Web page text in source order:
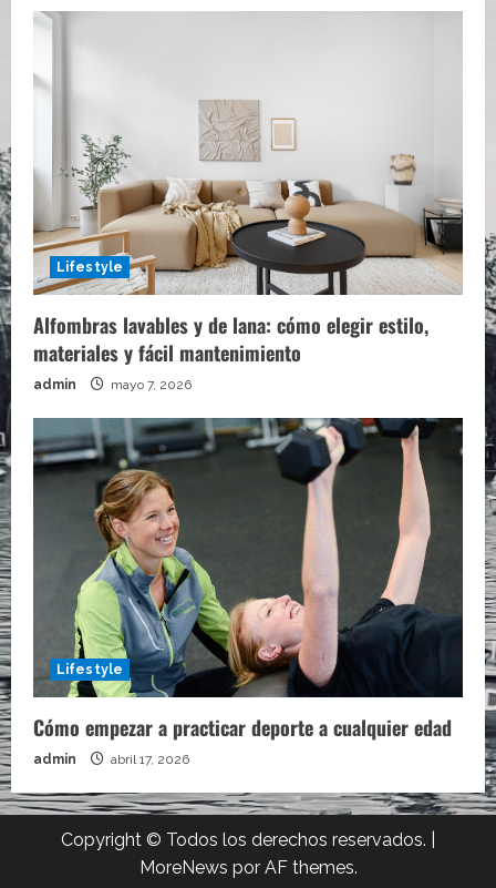
Lifestyle
Alfombras lavables y de lana: cómo elegir estilo,
materiales y fácil mantenimiento
admin mayo 7, 2026
Lifestyle
Cómo empezar a practicar deporte a cualquier edad
admin abril 17, 2026
Copyright © Todos los derechos reservados.
MoreNews por AF themes.